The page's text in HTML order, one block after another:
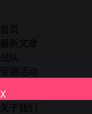
首页
最新文章
战队
促销活动
X
关于我们